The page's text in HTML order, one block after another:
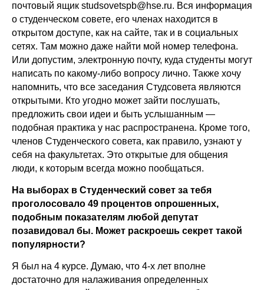
почтовый ящик studsovetspb@hse.ru. Вся информация
о студенческом совете, его членах находится в
открытом доступе, как на сайте, так и в социальных
сетях. Там можно даже найти мой номер телефона.
Или допустим, электронную почту, куда студенты могут
написать по какому-либо вопросу лично. Также хочу
напомнить, что все заседания Студсовета являются
открытыми. Кто угодно может зайти послушать,
предложить свои идеи и быть услышанным —
подобная практика у нас распространена. Кроме того,
членов Студенческого совета, как правило, узнают у
себя на факультетах. Это открытые для общения
люди, к которым всегда можно пообщаться.
На выборах в Студенческий совет за тебя
проголосовало 49 процентов опрошенных,
подобным показателям любой депутат
позавидовал бы. Может раскроешь секрет такой
популярности?
Я был на 4 курсе. Думаю, что 4-х лет вполне
достаточно для налаживания определенных